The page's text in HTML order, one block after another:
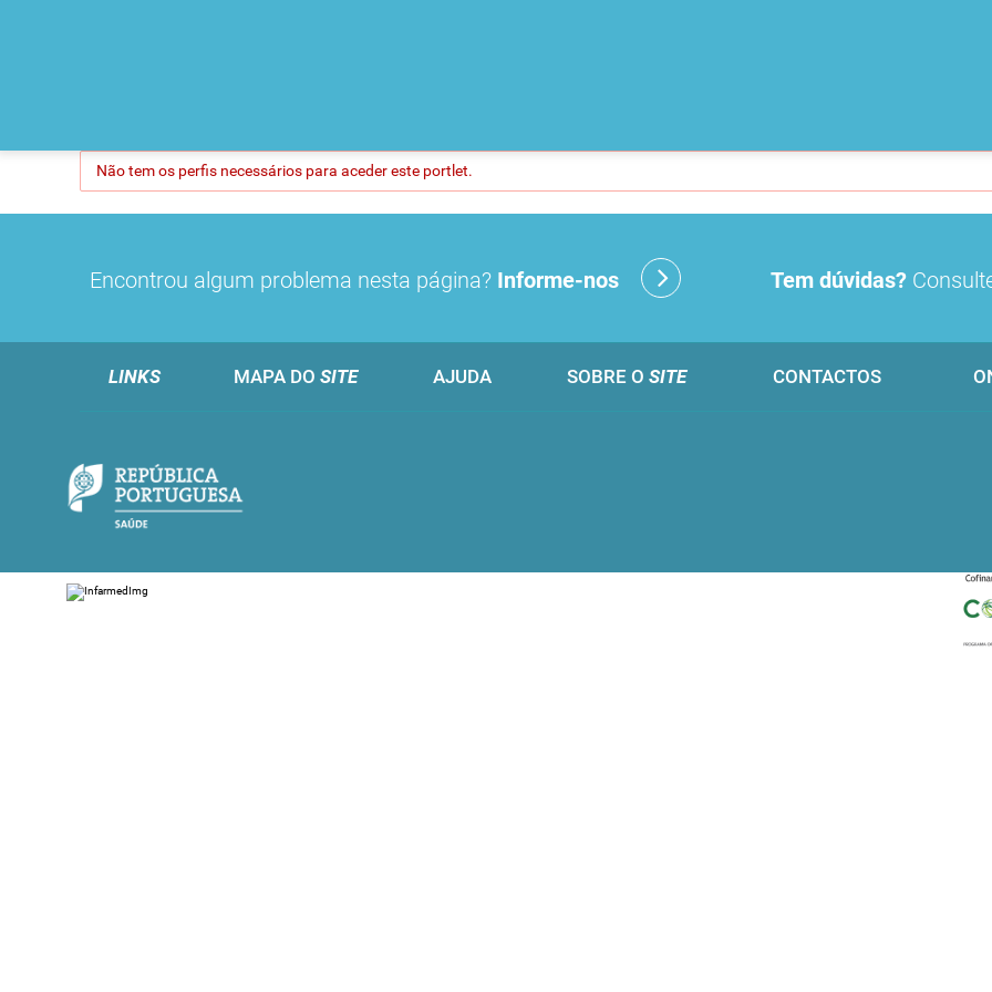
Não tem os perfis necessários para aceder este portlet.
Encontrou algum problema nesta página? Informe-nos Tem dúvidas?
LINKS MAPA DO SITE AJUDA SOBRE O SITE CONTACTOS